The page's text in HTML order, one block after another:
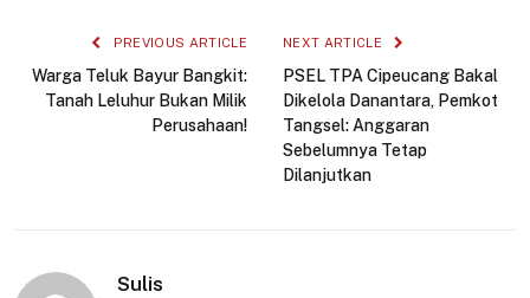
PREVIOUS ARTICLE
Warga Teluk Bayur Bangkit:
Tanah Leluhur Bukan Milik
Perusahaan!
NEXT ARTICLE
PSEL TPA Cipeucang Bakal
Dikelola Danantara, Pemkot
Tangsel: Anggaran
Sebelumnya Tetap
Dilanjutkan
Sulis